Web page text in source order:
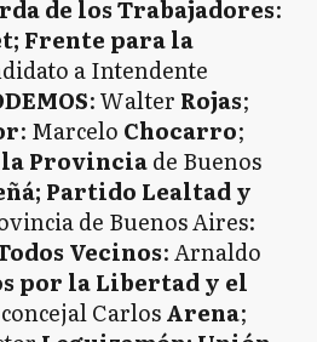
de los Trabajadores:
Frente para la
a Intendente
: Walter Rojas;
: Marcelo Chocarro;
Provinciade Buenos
Partido Lealtad y
de Buenos Aires:
Vecinos: Arnaldo
por la Libertad y el
CarlosArena;